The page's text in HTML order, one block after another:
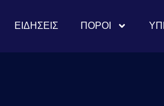
ΕΙΔΉΣΕΙΣ ΠΌΡΟΙ